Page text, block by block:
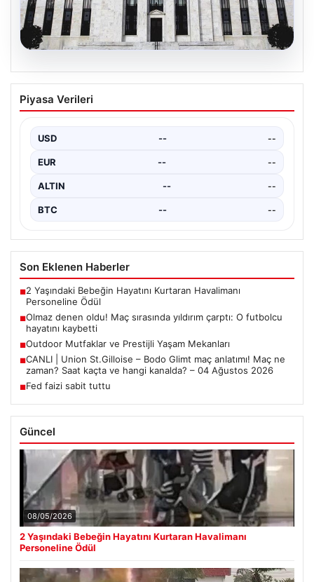
03.08.2026
Fed faizi sabit tuttu
Piyasa Verileri
USD -- --
EUR -- --
ALTIN -- --
BTC -- --
Son Eklenen Haberler
■2 Yaşındaki Bebeğin Hayatını Kurtaran Havalimanı
Personeline Ödül
■Olmaz denen oldu! Maç sırasında yıldırım çarptı: O futbolcu
hayatını kaybetti
■Outdoor Mutfaklar ve Prestijli Yaşam Mekanları
■CANLI | Union St.Gilloise – Bodo Glimt maç anlatımı! Maç ne
zaman? Saat kaçta ve hangi kanalda? – 04 Ağustos 2026
■Fed faizi sabit tuttu
Güncel
08/05/2026
2 Yaşındaki Bebeğin Hayatını Kurtaran Havalimanı
Personeline Ödül